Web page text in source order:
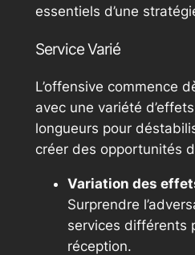
essentiels d’une
Service Varié
L’offensive commence
avec une variété
longueurs pour
créer des opportunités
Variation des
Surprendre
services différents
réception.